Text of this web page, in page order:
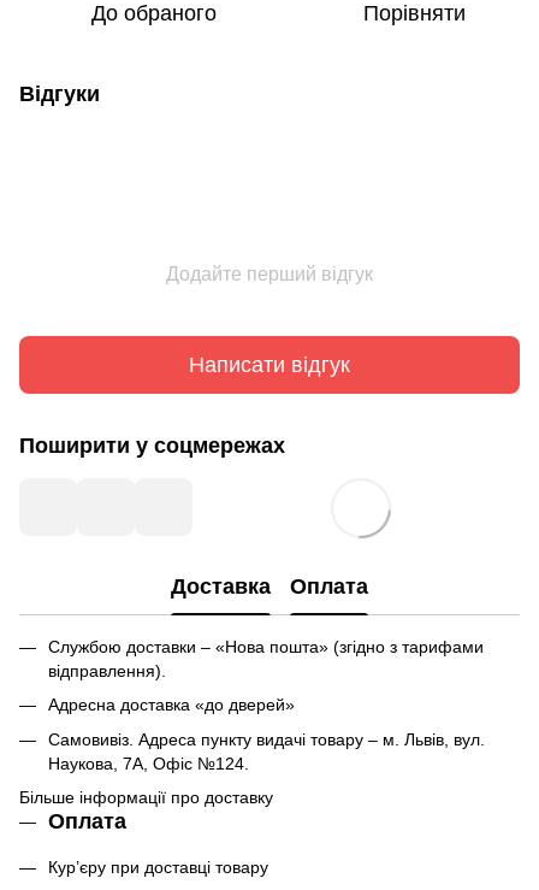
До обраного Порівняти
Відгуки
Додайте перший відгук
Написати відгук
Поширити у соцмережах
Доставка Оплата
Службою доставки – «Нова пошта» (згідно з тарифами
відправлення).
Адресна доставка «до дверей»
Самовивіз. Адреса пункту видачі товару – м. Львів, вул.
Наукова, 7А, Офіс №124.
Більше інформації про доставку
Оплата
Кур’єру при доставці товару